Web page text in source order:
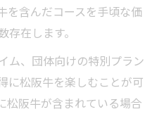
を含んだコースを手頃な価
在します。
ム、団体向けの特別プラン
に松阪牛を楽しむことが可
松阪牛が含まれている場合